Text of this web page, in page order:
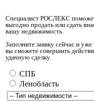
Специалист РОСЛЕКС
выгодно продать или сдать
вашу недвижимость.
Заполните заявку сейчас и уже
вы сможете совершить
удачную сделку.
СПБ
Ленобласть